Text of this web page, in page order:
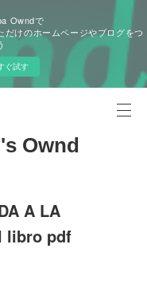
Owndで
だけのホームページやブログをつ
ぐ試す
Ownd
A LA
libro pdf